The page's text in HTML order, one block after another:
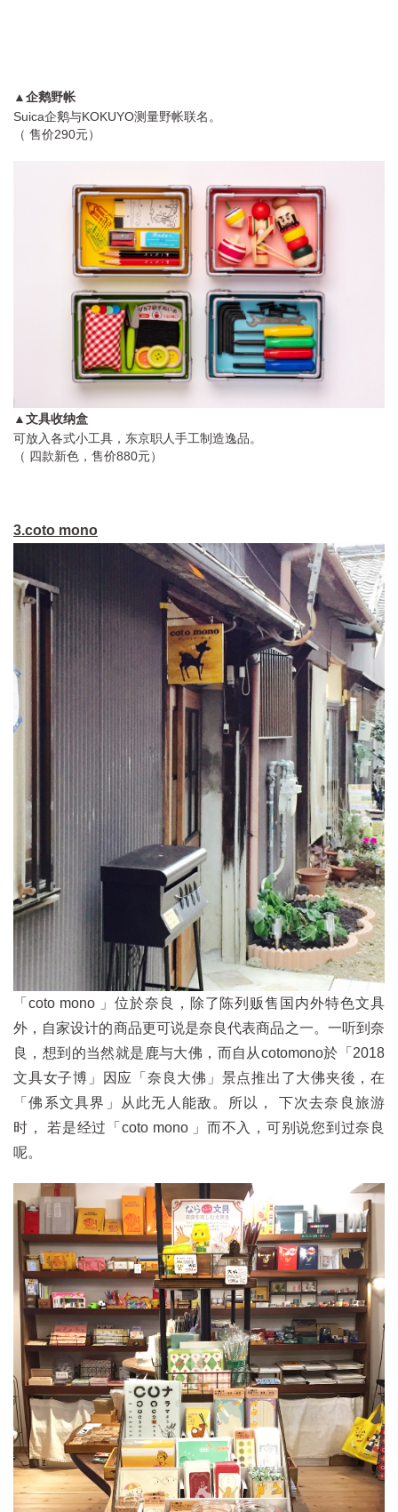
▲企鹅野帐
Suica企鹅与KOKUYO测量野帐联名。
（ 售价290元）
▲文具收纳盒
可放入各式小工具，东京职人手工制造逸品。
（ 四款新色，售价880元）
3.coto mono
「coto mono 」位於奈良，除了陈列贩售国内外特色文具
外，自家设计的商品更可说是奈良代表商品之一。一听到奈
良，想到的当然就是鹿与大佛，而自从cotomono於「2018
文具女子博」因应「奈良大佛」景点推出了大佛夹後，在
「佛系文具界」从此无人能敌。所以， 下次去奈良旅游
时， 若是经过「coto mono 」而不入，可别说您到过奈良
呢。